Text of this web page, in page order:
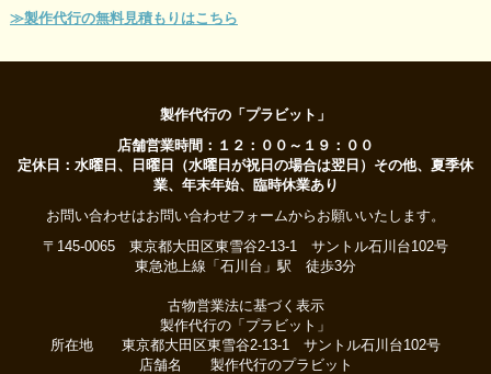
≫製作代行の無料見積もりはこちら
製作代行の「プラビット」
店舗営業時間：１２：００～１９：００
定休日：水曜日、日曜日（水曜日が祝日の場合は翌日）その他、夏季休
業、年末年始、臨時休業あり
お問い合わせはお問い合わせフォームからお願いいたします。
〒145-0065 東京都大田区東雪谷2-13-1 サントル石川台102号
東急池上線「石川台」駅 徒歩3分
古物営業法に基づく表示
製作代行の「プラビット」
所在地 東京都大田区東雪谷2-13-1 サントル石川台102号
店舗名 製作代行のプラビット